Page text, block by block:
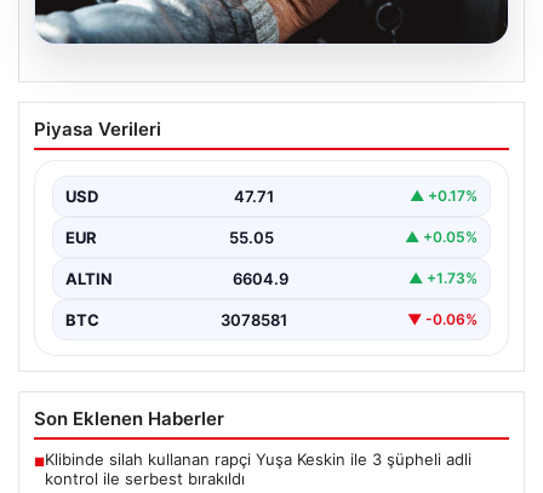
Emekliye ÖTV’siz araç verilecek mi,
yasa çıkacak mı? Milyonlarca emekli
Piyasa Verileri
USD 47.71 ▲ +0.17%
EUR 55.05 ▲ +0.05%
ALTIN 6604.9 ▲ +1.73%
BTC 3078581 ▼ -0.06%
Son Eklenen Haberler
■Klibinde silah kullanan rapçi Yuşa Keskin ile 3 şüpheli adli
kontrol ile serbest bırakıldı